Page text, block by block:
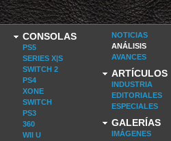
CONSOLAS
PS5
SERIES X|S
SWITCH 2
PS4
XONE
SWITCH
PS3
360
WII U
NOTICIAS
ANÁLISIS
AVANCES
ARTÍCULOS
INDUSTRIA
EDITORIALES
ESPECIALES
GALERÍAS
IMÁGENES